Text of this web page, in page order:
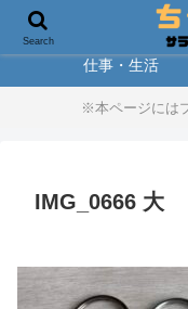
製品レビュー
仕事・生活
※本ページには
IMG_0666 大
Search